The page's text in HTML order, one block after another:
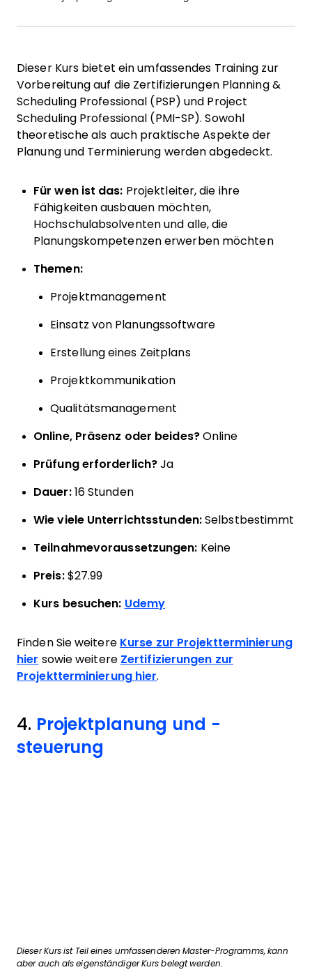
Dieser Kurs bietet ein umfassendes Training zur
Vorbereitung auf die Zertifizierungen Planning &
Scheduling Professional (PSP) und Project
Scheduling Professional (PMI-SP). Sowohl
theoretische als auch praktische Aspekte der
Planung und Terminierung werden abgedeckt.
Für wen ist das: Projektleiter, die ihre
Fähigkeiten ausbauen möchten,
Hochschulabsolventen und alle, die
Planungskompetenzen erwerben möchten
Themen:
Projektmanagement
Einsatz von Planungssoftware
Erstellung eines Zeitplans
Projektkommunikation
Qualitätsmanagement
Online, Präsenz oder beides?Online
Prüfung erforderlich? Ja
Dauer:16 Stunden
Wie viele Unterrichtsstunden:Selbstbestimmt
Teilnahmevoraussetzungen: Keine
Preis:$27.99
Kurs besuchen: Udemy
Finden Sie weitere Kurse zur Projektterminierung
hier sowie weitere Zertifizierungen zur
Projektterminierung hier.
4. Projektplanung und -
steuerung
Dieser Kurs ist Teil eines umfassenderen Master-Programms, kann
aber auch als eigenständiger Kurs belegt werden.